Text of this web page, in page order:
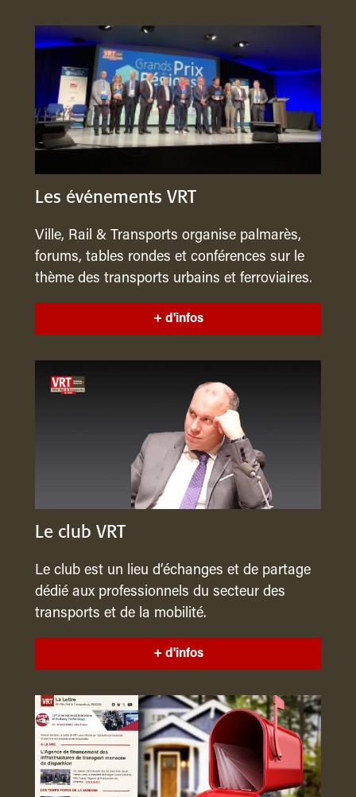
Les événements VRT
Ville, Rail & Transports organise palmarès,
forums, tables rondes et conférences sur le
thème des transports urbains et ferroviaires.
+ d'infos
Le club VRT
Le club est un lieu d’échanges et de partage
dédié aux professionnels du secteur des
transports et de la mobilité.
+ d'infos